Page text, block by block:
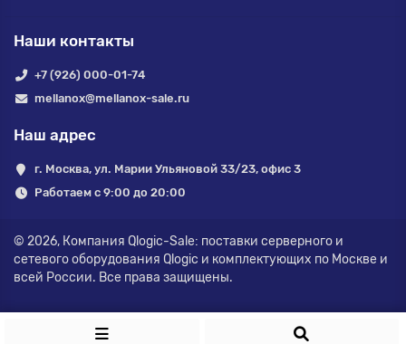
Наши контакты
+7 (926) 000-01-74
mellanox@mellanox-sale.ru
Наш адрес
г. Москва, ул. Марии Ульяновой 33/23, офис 3
Работаем с 9:00 до 20:00
© 2026, Компания Qlogic-Sale: поставки серверного и
сетевого оборудования Qlogic и комплектующих по Москве и
всей России. Все права защищены.